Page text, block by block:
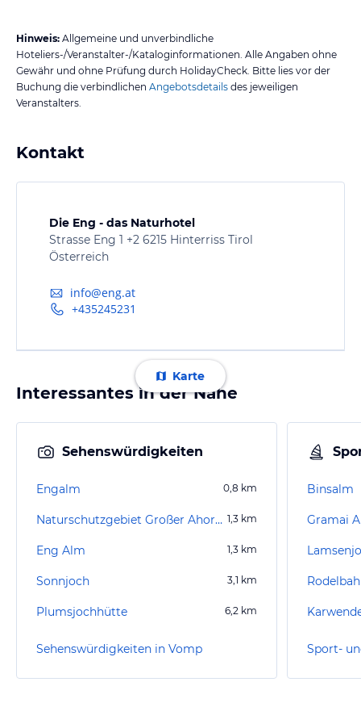
Hinweis: Allgemeine und unverbindliche
Hoteliers-/Veranstalter-/Kataloginformationen. Alle Angaben ohne
Gewähr und ohne Prüfung durch HolidayCheck. Bitte lies vor der
Buchung die verbindlichen Angebotsdetails des jeweiligen
Veranstalters.
Kontakt
Die Eng - das Naturhotel
Strasse Eng 1 +2 6215 Hinterriss Tirol
Österreich
info@eng.at
+435245231
Karte
Interessantes in der Nähe
Sehenswürdigkeiten
Engalm 0,8 km
Naturschutzgebiet Großer Ahornboden 1,3 km
Eng Alm 1,3 km
Sonnjoch 3,1 km
Plumsjochhütte 6,2 km
Sehenswürdigkeiten in Vomp
Binsalm
Gramai
Sport-